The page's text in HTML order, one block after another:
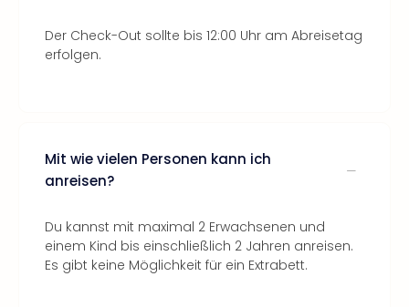
Der Check-Out sollte bis 12:00 Uhr am Abreisetag
erfolgen.
Mit wie vielen Personen kann ich
anreisen?
Du kannst mit maximal 2 Erwachsenen und
einem Kind bis einschließlich 2 Jahren anreisen.
Es gibt keine Möglichkeit für ein Extrabett.